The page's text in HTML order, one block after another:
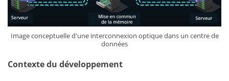
Image conceptuelle d'une interconnexion optique dans un centre de
données
Contexte du développement